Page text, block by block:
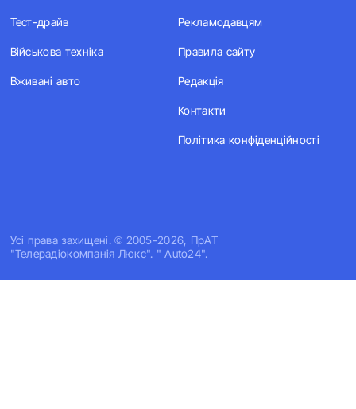
Усi права захищенi. © 2005-2026, ПрАТ
"Телерадіокомпанія Люкс". " Auto24".
Тест-драйв
Військова техніка
Вживані авто
Рекламодавцям
Правила сайту
Редакція
Контакти
Політика конфіденційності